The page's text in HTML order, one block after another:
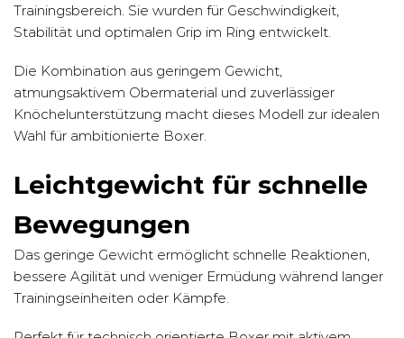
Trainingsbereich. Sie wurden für Geschwindigkeit,
Stabilität und optimalen Grip im Ring entwickelt.
Die Kombination aus geringem Gewicht,
atmungsaktivem Obermaterial und zuverlässiger
Knöchelunterstützung macht dieses Modell zur idealen
Wahl für ambitionierte Boxer.
Leichtgewicht für schnelle
Bewegungen
Das geringe Gewicht ermöglicht schnelle Reaktionen,
bessere Agilität und weniger Ermüdung während langer
Trainingseinheiten oder Kämpfe.